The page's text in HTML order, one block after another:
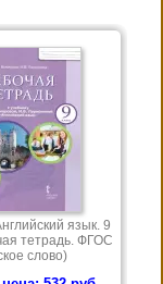
язык. 9
тетрадь. ФГОС
слово)